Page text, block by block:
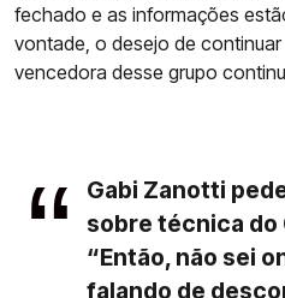
fechado e as informações
vontade, o desejo de
vencedora desse grupo
Gabi Zanotti
sobre técnica do
“Então, não sei
falando de